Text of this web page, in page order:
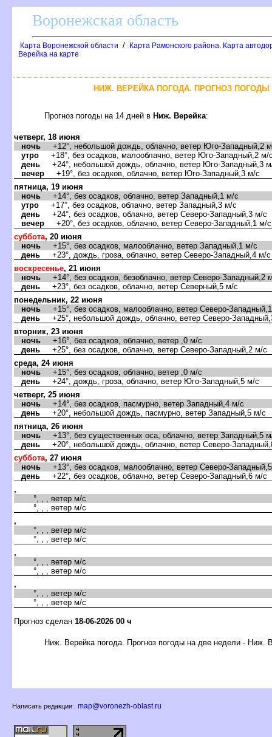
оронежская область
Карта Воронежской области /
Карта Рамонского района. Карта
ерейка на карте
НИЖ. ВЕРЕЙКА ПОГОДА. ПРОГНОЗ
Прогноз погоды на 14 дней Ниж. Верейка:
четверг, 18 июня
ночь +12°, небольшой дождь, облачно, ветер Юго-Западный,2
утро +18°, без осадков, малооблачно, ветер Юго-Западный,2 м/
день +24°, небольшой дождь, облачно, ветер Юго-Западный,3
ечер +19°, без осадков, облачно, ветер Юго-Западный,3 м/с
пятница, 19 июня
ночь +14°, без осадков, облачно, ветер Западный,1 м/с
утро +17°, без осадков, облачно, ветер Западный,3 м/с
день +24°, без осадков, облачно, ветер Северо-Западный,3 м/с
ечер +20°, без осадков, облачно, ветер Северо-Западный,1 м/с
суббота, 20 июня
ночь +15°, без осадков, малооблачно, ветер Западный,1 м/с
день +23°, дождь, гроза, облачно, ветер Северо-Западный,4 м/с
оскресенье, 21 июня
ночь +14°, без осадков, безоблачно, ветер Северо-Западный,2
день +23°, без осадков, облачно, ветер Северный,5 м/с
понедельник, 22 июня
ночь +15°, без осадков, малооблачно, ветер Северо-
день +25°, небольшой дождь, облачно, ветер Северо-
торник, 23 июня
ночь +16°, без осадков, облачно, ветер ,0 м/с
день +25°, без осадков, облачно, ветер Северо-Западный,2 м/с
среда, 24 июня
ночь +15°, без осадков, облачно, ветер ,0 м/с
день +24°, дождь, гроза, облачно, ветер Юго-Западный,5 м/с
четверг, 25 июня
ночь +14°, без осадков, пасмурно, ветер Западный,4 м/с
день +20°, небольшой дождь, пасмурно, ветер Западный,5 м/с
пятница, 26 июня
ночь +13°, без существенных оса, облачно, ветер Западный,5
день +20°, небольшой дождь, облачно, ветер Северо-
суббота, 27 июня
ночь +13°, без осадков, малооблачно, ветер Северо-
день +22°, без осадков, облачно, ветер Северо-Западный,6 м/с
,
°, , , ветер м/с
°, , , ветер м/с
,
°, , , ветер м/с
°, , , ветер м/с
,
°, , , ветер м/с
°, , , ветер м/с
,
°, , , ветер м/с
°, , , ветер м/с
Прогноз сделан 18-06-2026 00 ч
Ниж. Верейка погода. Прогноз погоды на две недели - Ниж.
Написать редакции: map@voronezh-oblast.ru